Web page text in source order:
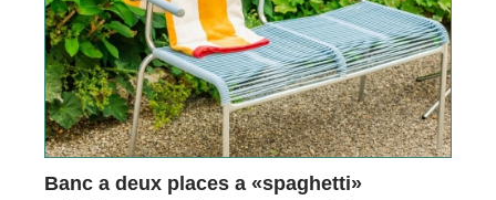
Banc a deux places a «spaghetti»